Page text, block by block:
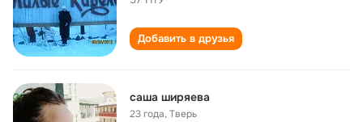
Добавить в друзья
саша ширяева
23 года,Тверь